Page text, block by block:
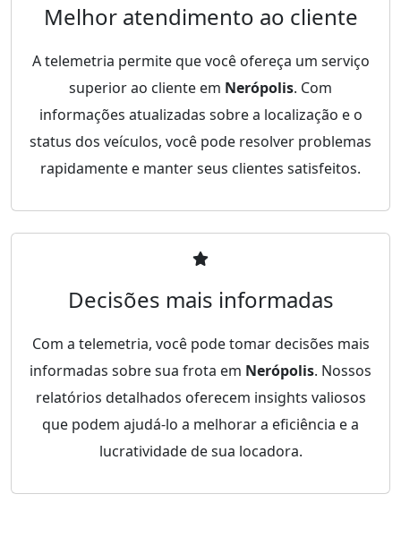
Melhor atendimento ao cliente
A telemetria permite que você ofereça um serviço
superior ao cliente em Nerópolis. Com
informações atualizadas sobre a localização e o
status dos veículos, você pode resolver problemas
rapidamente e manter seus clientes satisfeitos.
Decisões mais informadas
Com a telemetria, você pode tomar decisões mais
informadas sobre sua frota em Nerópolis. Nossos
relatórios detalhados oferecem insights valiosos
que podem ajudá-lo a melhorar a eficiência e a
lucratividade de sua locadora.